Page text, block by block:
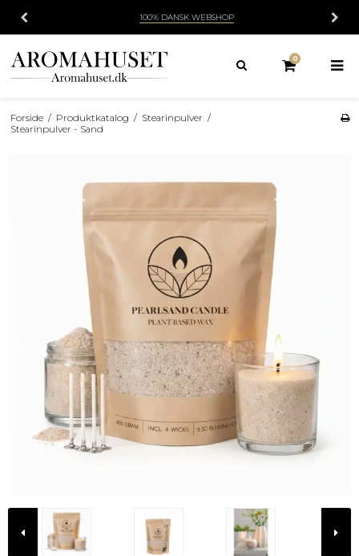
100% DANSK WEBSHOP
0
Forside / Produktkatalog / Stearinpulver /
Stearinpulver - Sand